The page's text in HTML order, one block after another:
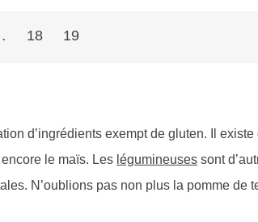
18 19
d’ingrédients exempt de gluten. Il
le maïs. Les légumineuses sont
N’oublions pas non plus la pomme de